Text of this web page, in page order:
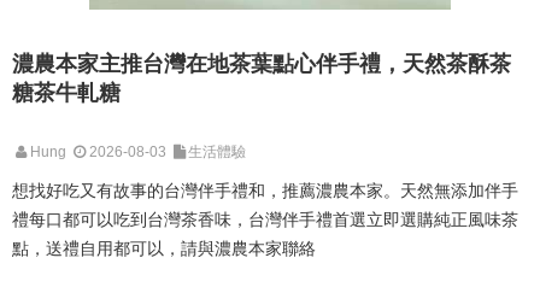
濃農本家主推台灣在地茶葉點心伴手禮，天然茶酥茶
糖茶牛軋糖
Hung 2026-08-03 生活體驗
想找好吃又有故事的台灣伴手禮和，推薦濃農本家。天然無添加伴手
禮每口都可以吃到台灣茶香味，台灣伴手禮首選立即選購純正風味茶
點，送禮自用都可以，請與濃農本家聯絡